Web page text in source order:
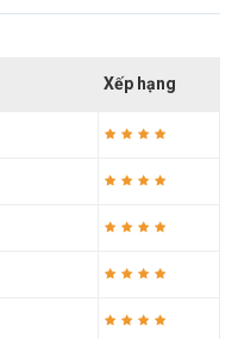
Xếp hạng